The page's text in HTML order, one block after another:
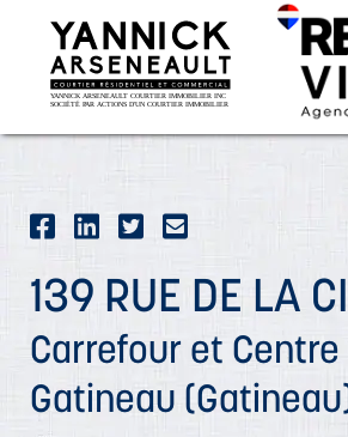
139 RUE DE LA
Carrefour et
Gatineau